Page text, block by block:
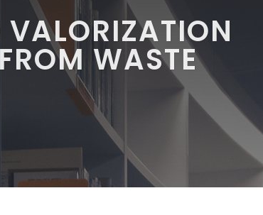
WASTE